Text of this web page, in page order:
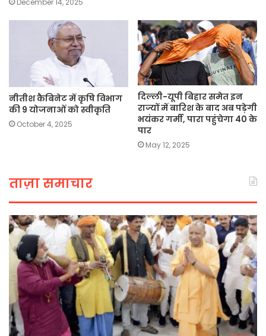
December 14, 2025
नीतीश कैबिनेट में कृषि विभाग
की 9 योजनाओं को स्वीकृति
October 4, 2025
दिल्ली-यूपी बिहार समेत इन
राज्यों में बारिश के बाद अब पड़ेगी
भयंकर गर्मी, पारा पहुंचेगा 40 के
पार
May 12, 2025
ताज़ा समाचार